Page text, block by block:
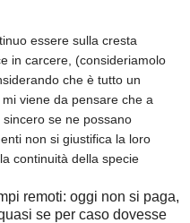
essere sulla cresta
in carcere, (consideriamolo
che è tutto un
viene da pensare che a
se ne possano
non si giustifica la loro
continuità della specie
remoti: oggi non si paga,
se per caso dovesse